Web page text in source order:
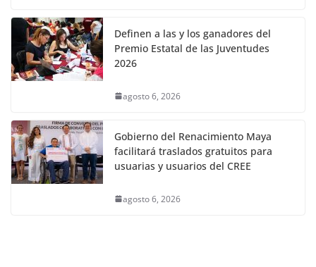
Definen a las y los ganadores del
Premio Estatal de las Juventudes
2026
agosto 6, 2026
Gobierno del Renacimiento Maya
facilitará traslados gratuitos para
usuarias y usuarios del CREE
agosto 6, 2026